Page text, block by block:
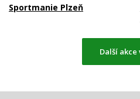
Sportmanie Plzeň
Další akce